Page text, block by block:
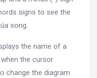
signs to see the
song.
the name of a
the cursor
change the diagram